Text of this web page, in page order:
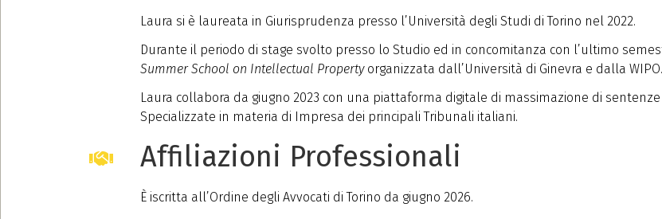
Laura si è laureata in Giurisprudenza presso l’Università degli Studi di Torino nel 2022.
Durante il periodo di stage svolto presso lo Studio ed in concomitanza con l’ultimo
Summer School on Intellectual Propertyorganizzata dall’Università di Ginevra e dalla WIPO.
Laura collabora da giugno 2023 con una piattaforma digitale di massimazione di
Specializzate in materia di Impresa dei principali Tribunali italiani.
Affiliazioni Professionali
È iscritta all’Ordine degli Avvocati di Torino da giugno 2026.